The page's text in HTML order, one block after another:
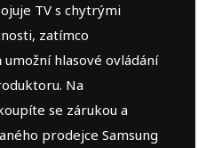
TV s chytrými
zatímco
umožní hlasové ovládání
Na
se zárukou a
prodejce Samsung